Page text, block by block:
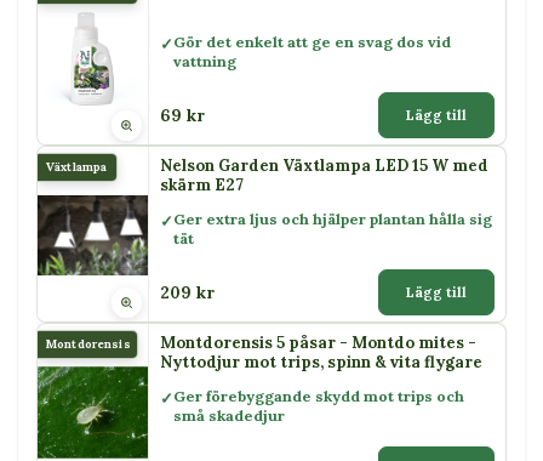
Gör det enkelt att ge en svag dos vid
vattning
69 kr Lägg till
Växtlampa
Nelson Garden Växtlampa LED 15 W med
skärm E27
Ger extra ljus och hjälper plantan hålla sig
tät
209 kr Lägg till
Montdorensis
Montdorensis 5 påsar - Montdo mites -
Nyttodjur mot trips, spinn & vita flygare
Ger förebyggande skydd mot trips och
små skadedjur